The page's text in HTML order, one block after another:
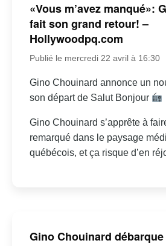
«Vous m’avez manqué»:
fait son grand retour! –
Hollywoodpq.com
Publié le mercredi 22 avril à 16:30
Gino Chouinard annonce un
son départ de Salut Bonjour
Gino Chouinard s’apprête à
remarqué dans le paysage
québécois, et ça risque d’en
Gino Chouinard débarque